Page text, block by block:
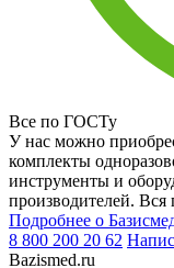
Все по ГОСТу
У нас можно
комплекты
инструменты и
производителей.
Подробнее о
8 800 200 20 62
Bazismed.ru